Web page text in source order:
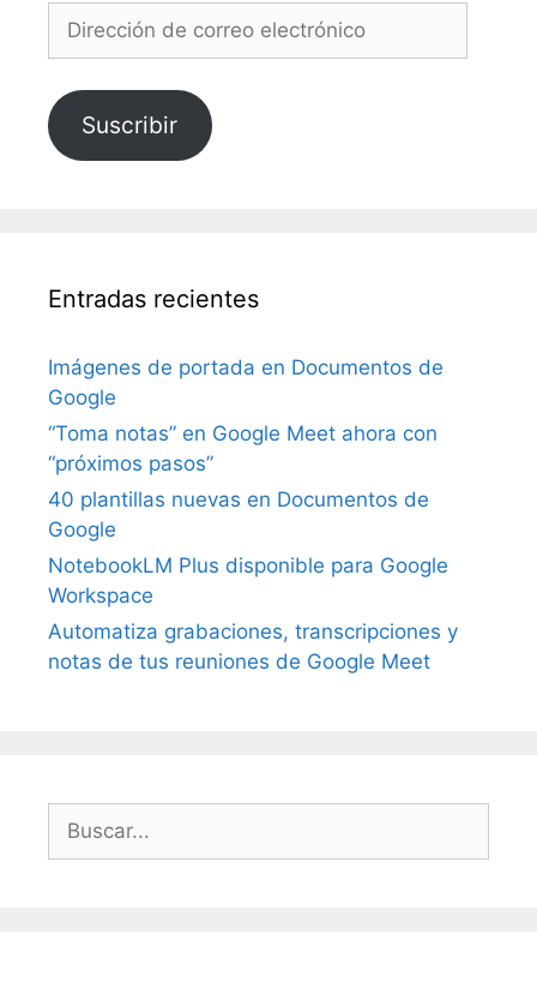
Dirección
electrónico
Suscribir
Entradas recientes
Imágenes de portada en Documentos de
Google
“Toma notas” en Google Meet ahora con
“próximos pasos”
40 plantillas nuevas en Documentos de
Google
NotebookLM Plus disponible para Google
Workspace
Automatiza grabaciones, transcripciones y
notas de tus reuniones de Google Meet
Buscar: